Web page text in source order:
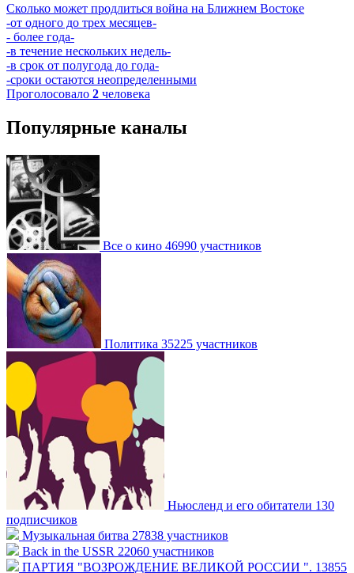
Сколько может продлиться война на Ближнем Востоке
-от одного до трех месяцев-
- более года-
-в течение нескольких недель-
-в срок от полугода до года-
-сроки остаются неопределенными
Проголосовало 2 человека
Популярные каналы
Все о кино 46990 участников
Политика 35225 участников
Ньюсленд и его обитатели 130
подписчиков
Музыкальная битва 27838 участников
Back in the USSR 22060 участников
ПАРТИЯ "ВОЗРОЖДЕНИЕ ВЕЛИКОЙ РОССИИ ". 13855